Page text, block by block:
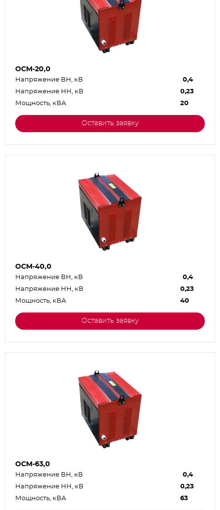
ОСМ-20,0
Напряжение ВН, кВ
0,4
Напряжение НН, кВ
0,23
Мощность, кВА
20
Оставить заявку
ОСМ-40,0
Напряжение ВН, кВ
0,4
Напряжение НН, кВ
0,23
Мощность, кВА
40
Оставить заявку
ОСМ-63,0
Напряжение ВН, кВ
0,4
Напряжение НН, кВ
0,23
Мощность, кВА
63